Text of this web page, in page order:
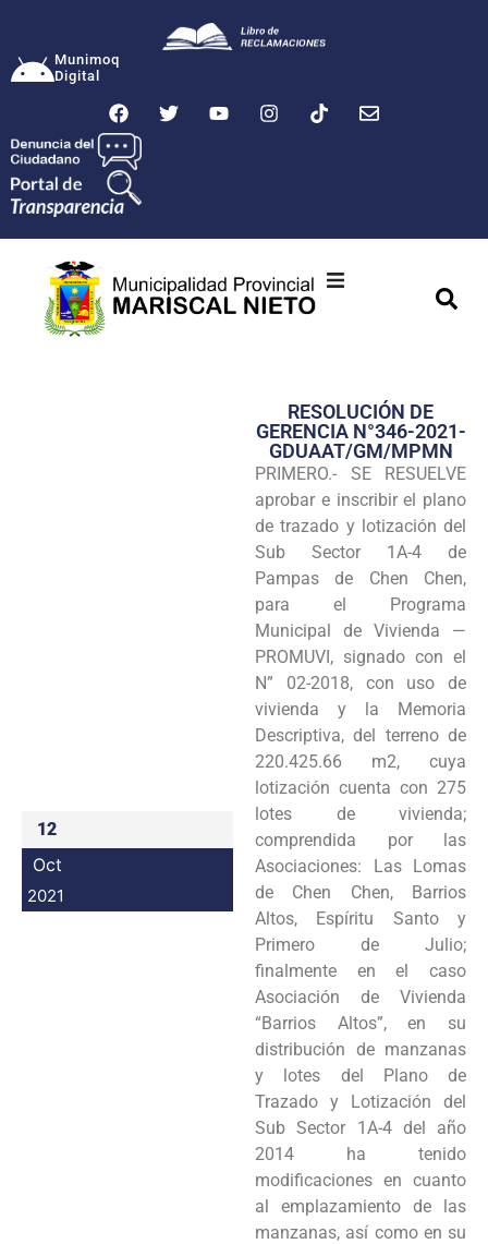
Munimoq
Digital
Transparencia
Seguridad
Programas
Intranet
12
Oct
2021
RESOLUCIÓN DE
GERENCIA N°346-2021-
GDUAAT/GM/MPMN
PRIMERO.- SE RESUELVE
aprobar e inscribir el plano
de trazado y lotización del
Sub Sector 1A-4 de
Pampas de Chen Chen,
para el Programa
Municipal de Vivienda —
PROMUVI, signado con el
N” 02-2018, con uso de
vivienda y la Memoria
Descriptiva, del terreno de
220.425.66 m2, cuya
lotización cuenta con 275
lotes de vivienda;
comprendida por las
Asociaciones: Las Lomas
de Chen Chen, Barrios
Altos, Espíritu Santo y
Primero de Julio;
finalmente en el caso
Asociación de Vivienda
“Barrios Altos”, en su
distribución de manzanas
y lotes del Plano de
Trazado y Lotización del
Sub Sector 1A-4 del año
2014 ha tenido
modificaciones en cuanto
al emplazamiento de las
manzanas, así como en su